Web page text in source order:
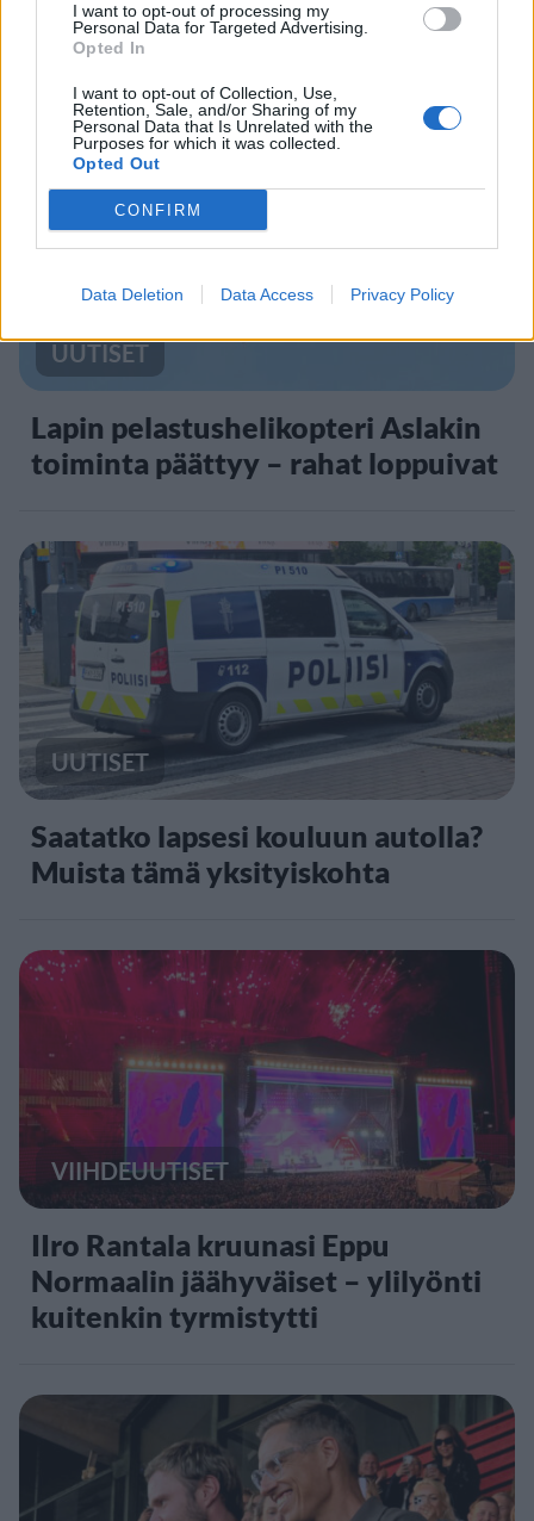
I want to opt-out of processing my
Personal Data for Targeted Advertising.
Opted In
I want to opt-out of Collection, Use,
Retention, Sale, and/or Sharing of my
Personal Data that Is Unrelated with the
Purposes for which it was collected.
Opted Out
CONFIRM
Data Deletion Data Access Privacy Policy
Kela muuttaa terapiakäytäntöä
5
UUTISET
Lapin pelastushelikopteri Aslakin
toiminta päättyy – rahat loppuivat
UUTISET
Saatatko lapsesi kouluun autolla?
Muista tämä yksityiskohta
VIIHDEUUTISET
IIro Rantala kruunasi Eppu
Normaalin jäähyväiset – ylilyönti
kuitenkin tyrmistytti